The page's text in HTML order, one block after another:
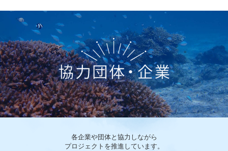
各企業や団体と協力しながら
プロジェクトを推進しています。